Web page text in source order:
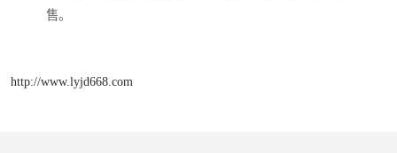
售。
http://www.lyjd668.com